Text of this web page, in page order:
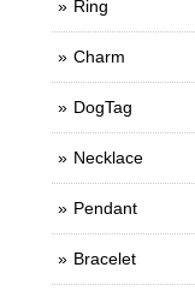
Ring
Charm
DogTag
Necklace
Pendant
Bracelet